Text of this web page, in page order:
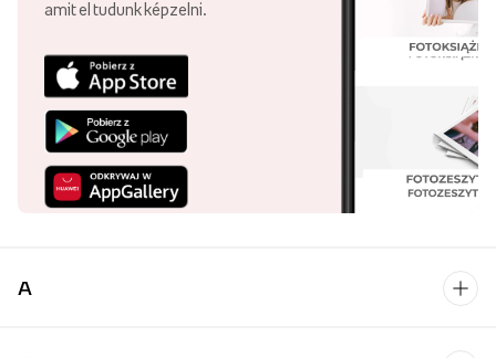
amit el tudunk képzelni.
A